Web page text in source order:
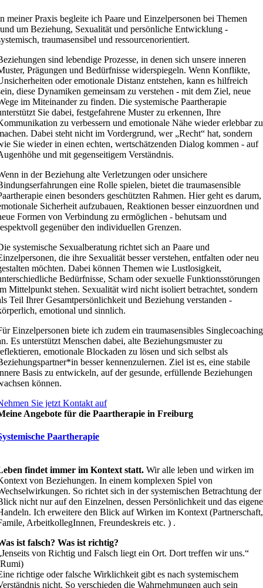
meiner Praxis begleite ich Paare und Einzelpersonen bei Themen
um Beziehung, Sexualität und persönliche Entwicklung -
traumasensibel und ressourcenorientiert.
sind lebendige Prozesse, in denen sich unsere inneren
Prägungen und Bedürfnisse widerspiegeln. Wenn Konflikte,
oder emotionale Distanz entstehen, kann es hilfreich
diese Dynamiken gemeinsam zu verstehen - mit dem Ziel, neue
im Miteinander zu finden. Die systemische Paartherapie
Sie dabei, festgefahrene Muster zu erkennen, Ihre
zu verbessern und emotionale Nähe wieder erlebbar zu
Dabei steht nicht im Vordergrund, wer „Recht“ hat, sondern
Sie wieder in einen echten, wertschätzenden Dialog kommen - auf
und mit gegenseitigem Verständnis.
in der Beziehung alte Verletzungen oder unsichere
eine Rolle spielen, bietet die traumasensible
einen besonders geschützten Rahmen. Hier geht es darum,
Sicherheit aufzubauen, Reaktionen besser einzuordnen und
Formen von Verbindung zu ermöglichen - behutsam und
gegenüber den individuellen Grenzen.
systemische Sexualberatung richtet sich an Paare und
die ihre Sexualität besser verstehen, entfalten oder neu
möchten. Dabei können Themen wie Lustlosigkeit,
Bedürfnisse, Scham oder sexuelle Funktionsstörungen
Mittelpunkt stehen. Sexualität wird nicht isoliert betrachtet, sondern
Teil Ihrer Gesamtpersönlichkeit und Beziehung verstanden -
emotional und sinnlich.
Einzelpersonen biete ich zudem ein traumasensibles Singlecoaching
Es unterstützt Menschen dabei, alte Beziehungsmuster zu
emotionale Blockaden zu lösen und sich selbst als
besser kennenzulernen. Ziel ist es, eine stabile
Basis zu entwickeln, auf der gesunde, erfüllende Beziehungen
können.
Sie jetzt Kontakt auf
Angebote für die Paartherapie in Freiburg
Paartherapie
findet immer im Kontext statt.Wir alle leben und wirken im
von Beziehungen. In einem komplexen Spiel von
So richtet sich in der systemischen Betrachtung der
nicht nur auf den Einzelnen, dessen Persönlichkeit und das eigene
Ich erweitere den Blick auf Wirken im Kontext (Partnerschaft,
ArbeitkollegInnen, Freundeskreis etc. ) .
ist falsch? Was ist richtig?
von Richtig und Falsch liegt ein Ort. Dort treffen wir uns.“
richtige oder falsche Wirklichkeit gibt es nach systemischem
nicht. So verschieden die Wahrnehmungen auch sein